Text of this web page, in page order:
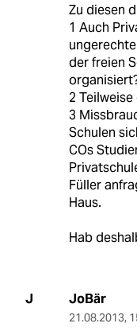
Zu diesen
1 Auch
der freien
2
3
Schulen
COs
Füller
Haus.
Hab
J JoBär
21.08.2013,